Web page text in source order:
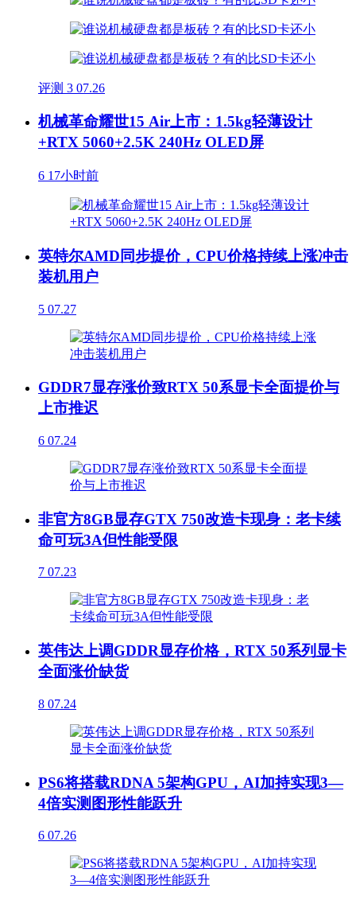
评测 3 07.26
机械革命耀世15 Air上市：1.5kg轻薄设计
+RTX 5060+2.5K 240Hz OLED屏
6 17小时前
英特尔AMD同步提价，CPU价格持续上涨冲击
装机用户
5 07.27
GDDR7显存涨价致RTX 50系显卡全面提价与
上市推迟
6 07.24
非官方8GB显存GTX 750改造卡现身：老卡续
命可玩3A但性能受限
7 07.23
英伟达上调GDDR显存价格，RTX 50系列显卡
全面涨价缺货
8 07.24
PS6将搭载RDNA 5架构GPU，AI加持实现3—
4倍实测图形性能跃升
6 07.26